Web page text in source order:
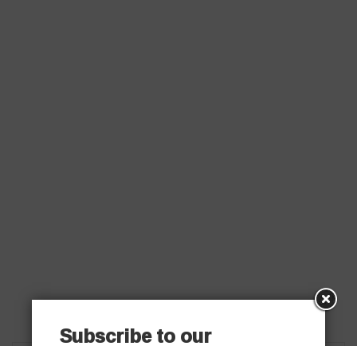
Subscribe to our